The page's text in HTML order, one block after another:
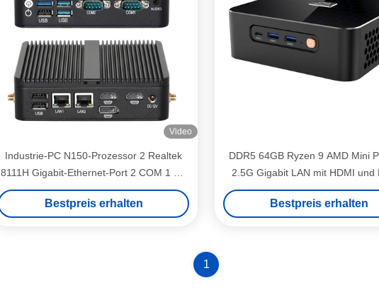
Video
Industrie-PC N150-Prozessor 2 Realtek
8111H Gigabit-Ethernet-Port 2 COM 1 DP
2 HD-MI 3 USB2.0 3 USB3.0 DDR4-
Minicomputer
Bestpreis erhalten
DDR5 64GB Ryzen 9 AMD Mini
2.5G Gigabit LAN mit HDMI und
Spiele
Bestpreis erhalten
1